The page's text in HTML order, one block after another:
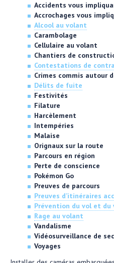
Accidents vous
Accrochages vous
Alcool au volant
Carambolage
Cellulaire au volant
Chantiers de
Contestations de
Crimes commis autour
Délits de fuite
Festivités
Filature
Harcèlement
Intempéries
Malaise
Orignaux sur la route
Parcours en région
Perte de conscience
Pokémon Go
Preuves de parcours
Preuves d’itinéraires
Prévention du vol et du
Rage au volant
Vandalisme
Vidéosurveillance de
Voyages